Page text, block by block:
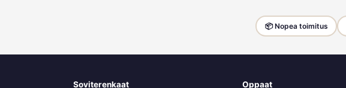
📦 Nopea toimitus
Soviterenkaat Oppaat